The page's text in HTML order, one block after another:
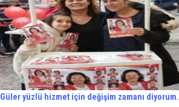
Güler yüzlü hizmet için değişim zamanı diyorum.